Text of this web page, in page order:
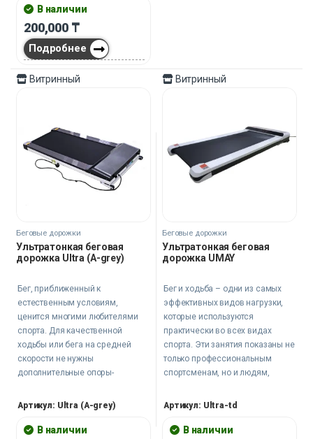
ночи.В наличии
200,000 ₸
Подробнее
Витринный
Беговые дорожки
Ультратонкая беговая
дорожка Ultra (A-grey)
Бег, приближенный к
естественным условиям,
ценится многими любителями
спорта. Для качественной
ходьбы или бега на средней
скорости не нужны
дополнительные опоры-
самостоятельно соблюдает
распределяет нагрузку.
Артикул: Ultra (A-grey)
В наличии
Витринный
Беговые дорожки
Ультратонкая беговая
дорожка UMAY
Бег и ходьба – одни из самых
эффективных видов нагрузки,
которые используются
практически во всех видах
спорта. Эти занятия показаны не
только профессиональным
спортсменам, но и людям,
тело в нужной кондиции. Ходьба
комплексной терапии
Артикул: Ultra-td
В наличии